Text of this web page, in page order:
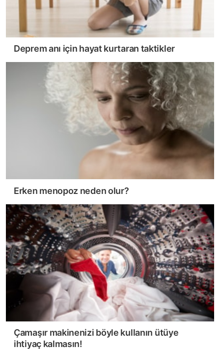
Deprem anı için hayat kurtaran taktikler
Erken menopoz neden olur?
Çamaşır makinenizi böyle kullanın ütüye
ihtiyaç kalmasın!